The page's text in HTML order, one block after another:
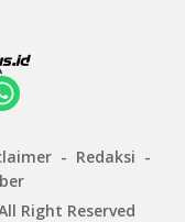
Redaksi
Right Reserved